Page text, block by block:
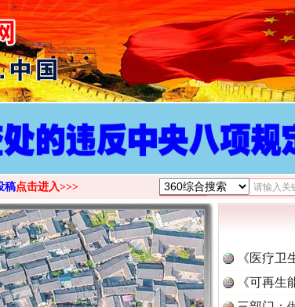
>
稿点击进入>>>
《医疗
《可再生